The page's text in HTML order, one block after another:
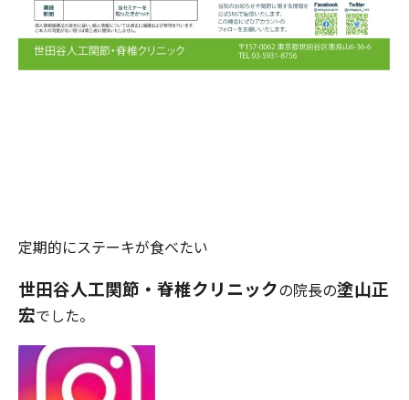
定期的にステーキが食べたい
世田谷人工関節・脊椎クリニックの院長の塗山正
宏でした。